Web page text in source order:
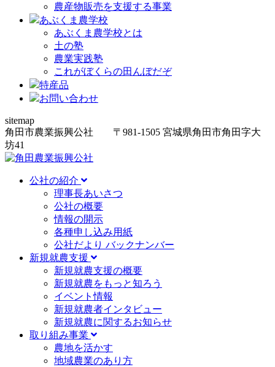
農産物販売を支援する事業
あぶくま農学校
あぶくま農学校とは
土の塾
農業実践塾
これがぼくらの田んぼだぞ
特産品
お問い合わせ
sitemap
角田市農業振興公社 〒981-1505 宮城県角田市角田字大
坊41
公社の紹介
理事長あいさつ
公社の概要
情報の開示
各種申し込み用紙
公社だより バックナンバー
新規就農支援
新規就農支援の概要
新規就農をもっと知ろう
イベント情報
新規就農者インタビュー
新規就農に関するお知らせ
取り組み事業
農地を活かす
地域農業のあり方